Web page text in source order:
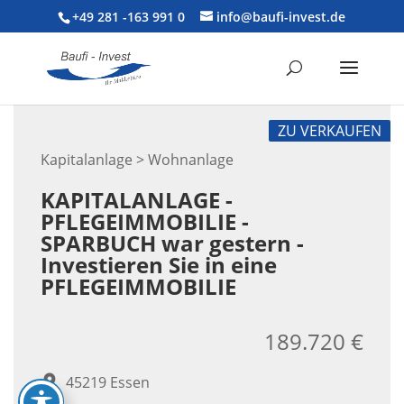
+49 281 -163 991 0 info@baufi-invest.de
Kapitalanlage > Wohnanlage
ZU VERKAUFEN
KAPITALANLAGE -
PFLEGEIMMOBILIE -
SPARBUCH war gestern -
Investieren Sie in eine
PFLEGEIMMOBILIE
45219 Essen
189.720 €